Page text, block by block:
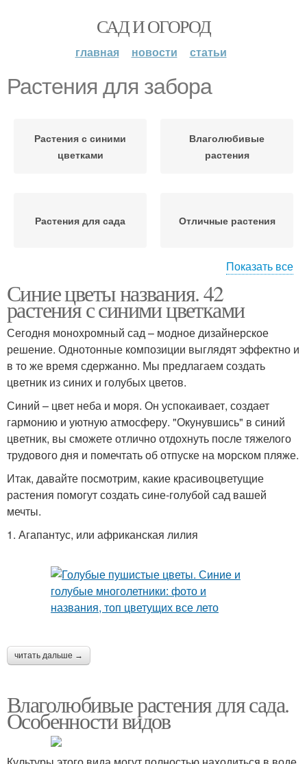
САД И ОГОРОД
главная новости статьи
Растения для забора
Растения с синими
цветками
Влаголюбивые
растения
Растения для сада Отличные растения
Растения для высадки Вьющиеся растения
Требования к
растениям
Тенелюбивые растения
Показать все
Синие цветы названия. 42
растения с синими цветками
Сегодня монохромный сад – модное дизайнерское
решение. Однотонные композиции выглядят эффектно и
в то же время сдержанно. Мы предлагаем создать
цветник из синих и голубых цветов.
Синий – цвет неба и моря. Он успокаивает, создает
гармонию и уютную атмосферу. "Окунувшись" в синий
цветник, вы сможете отлично отдохнуть после тяжелого
трудового дня и помечтать об отпуске на морском пляже.
Итак, давайте посмотрим, какие красивоцветущие
растения помогут создать сине-голубой сад вашей
мечты.
1. Агапантус, или африканская лилия
читать дальше →
Влаголюбивые растения для сада.
Особенности видов